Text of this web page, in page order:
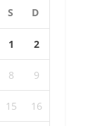
S D
1 2
8 9
15 16